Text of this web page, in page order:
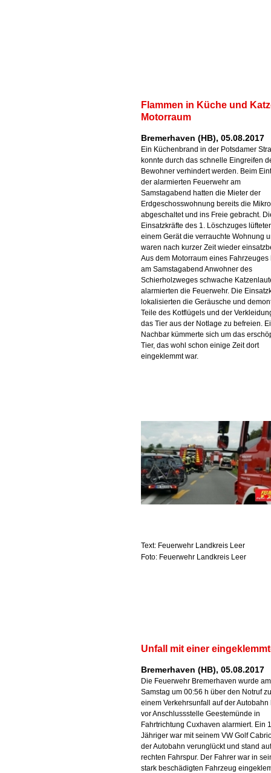
Flammen in Küche und
Motorraum
Bremerhaven (HB), 05.08.2017
Ein Küchenbrand in der Potsdamer
konnte durch das schnelle Eingreifen
Bewohner verhindert werden. Beim
der alarmierten Feuerwehr am
Samstagabend hatten die Mieter der
Erdgeschosswohnung bereits die
abgeschaltet und ins Freie gebracht.
Einsatzkräfte des 1. Löschzuges
einem Gerät die verrauchte Wohnung
waren nach kurzer Zeit wieder
Aus dem Motorraum eines Fahrzeuges
am Samstagabend Anwohner des
Schierholzweges schwache
alarmierten die Feuerwehr. Die
lokalisierten die Geräusche und
Teile des Kotflügels und der
das Tier aus der Notlage zu befreien.
Nachbar kümmerte sich um das
Tier, das wohl schon einige Zeit dort
eingeklemmt war.
Text: Feuerwehr Landkreis Leer
Foto: Feuerwehr Landkreis Leer
Unfall mit einer
Bremerhaven (HB), 05.08.2017
Die Feuerwehr Bremerhaven wurde am
Samstag um 00:56 h über den Notruf zu
einem Verkehrsunfall auf der Autobahn
vor Anschlussstelle Geestemünde in
Fahrtrichtung Cuxhaven alarmiert. Ein
Jähriger war mit seinem VW Golf
der Autobahn verunglückt und stand
rechten Fahrspur. Der Fahrer war in
stark beschädigten Fahrzeug